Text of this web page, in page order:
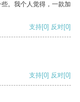
。我个人觉得，一款加
支持[0] 反对[0]
支持[0] 反对[0]